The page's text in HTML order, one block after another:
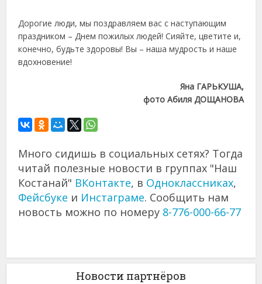
Дорогие люди, мы поздравляем вас с наступающим
праздником – Днем пожилых людей! Сияйте, цветите и,
конечно, будьте здоровы! Вы – наша мудрость и наше
вдохновение!
Яна ГАРЬКУША,
фото Абиля ДОЩАНОВА
Много сидишь в социальных сетях? Тогда
читай полезные новости в группах "Наш
Костанай" ВКонтакте, в Одноклассниках,
Фейсбуке и Инстаграме. Сообщить нам
новость можно по номеру 8-776-000-66-77
Новости партнёров